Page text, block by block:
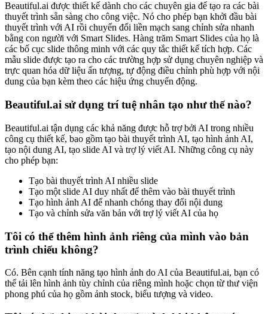
Beautiful.ai được thiết kế dành cho các chuyên gia để tạo ra các bài
thuyết trình sẵn sàng cho công việc. Nó cho phép bạn khởi đầu bài
thuyết trình với AI rồi chuyển đổi liền mạch sang chỉnh sửa nhanh
bằng con người với Smart Slides. Hàng trăm Smart Slides của họ là
các bố cục slide thông minh với các quy tắc thiết kế tích hợp. Các
mẫu slide được tạo ra cho các trường hợp sử dụng chuyên nghiệp và
trực quan hóa dữ liệu ấn tượng, tự động điều chỉnh phù hợp với nội
dung của bạn kèm theo các hiệu ứng chuyển động.
Beautiful.ai sử dụng trí tuệ nhân tạo như thế nào?
Beautiful.ai tận dụng các khả năng được hỗ trợ bởi AI trong nhiều
công cụ thiết kế, bao gồm tạo bài thuyết trình AI, tạo hình ảnh AI,
tạo nội dung AI, tạo slide AI và trợ lý viết AI. Những công cụ này
cho phép bạn:
Tạo bài thuyết trình AI nhiều slide
Tạo một slide AI duy nhất để thêm vào bài thuyết trình
Tạo hình ảnh AI để nhanh chóng thay đổi nội dung
Tạo và chỉnh sửa văn bản với trợ lý viết AI của họ
Tôi có thể thêm hình ảnh riêng của mình vào bản
trình chiếu không?
Có. Bên cạnh tính năng tạo hình ảnh do AI của Beautiful.ai, bạn có
thể tải lên hình ảnh tùy chỉnh của riêng mình hoặc chọn từ thư viện
phong phú của họ gồm ảnh stock, biểu tượng và video.